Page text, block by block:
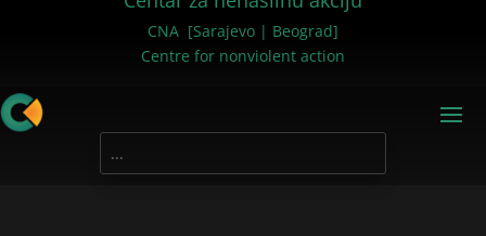
CNA [Sarajevo | Beograd]
Centre for nonviolent action